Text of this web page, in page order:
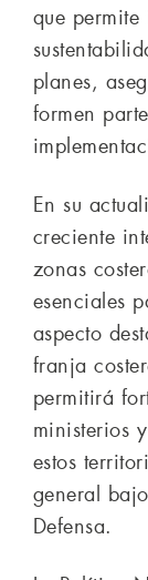
que
planes,
formen
En su
creciente
zonas
esenciales
aspecto
franja
permitirá
ministerios
estos
general
Defensa.